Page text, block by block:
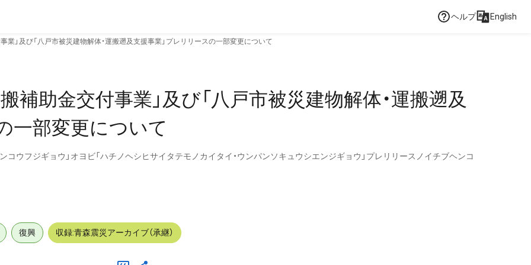
ヘルプ English
業」及び「八戸市被災建物解体・運搬遡及支援事業」プレリリースの一部変更について
補助金交付事業」及び「八戸市被災建物解体・運搬遡及
一部変更について
コウフジギョウ」オヨビ「ハチノヘシヒサイタテモノカイタイ・ウンパンソキュウシエンジギョウ」プレリリースノイチブヘンコ
復興 収録:青森震災アーカイブ（承継）